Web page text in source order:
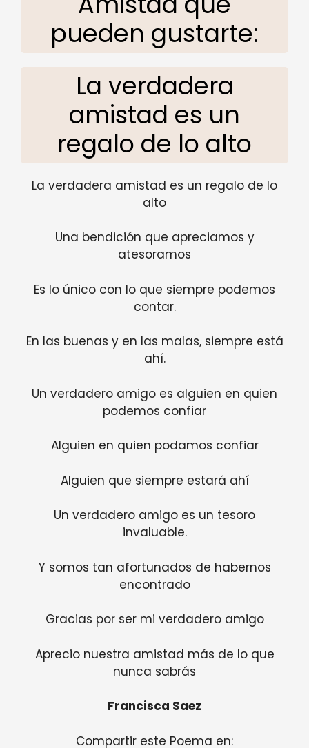
pueden gustarte:
La verdadera
amistad es un
regalo de lo alto
La verdadera amistad es un regalo de lo
alto
Una bendición que apreciamos y
atesoramos
Es lo único con lo que siempre podemos
contar.
En las buenas y en las malas, siempre está
ahí.
Un verdadero amigo es alguien en quien
podemos confiar
Alguien en quien podamos confiar
Alguien que siempre estará ahí
Un verdadero amigo es un tesoro
invaluable.
Y somos tan afortunados de habernos
encontrado
Gracias por ser mi verdadero amigo
Aprecio nuestra amistad más de lo que
nunca sabrás
Francisca Saez
Compartir este Poema en: